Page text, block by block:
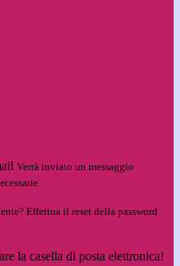
Verrà inviato un messaggio
Effettua il reset della password
la casella di posta elettronica!